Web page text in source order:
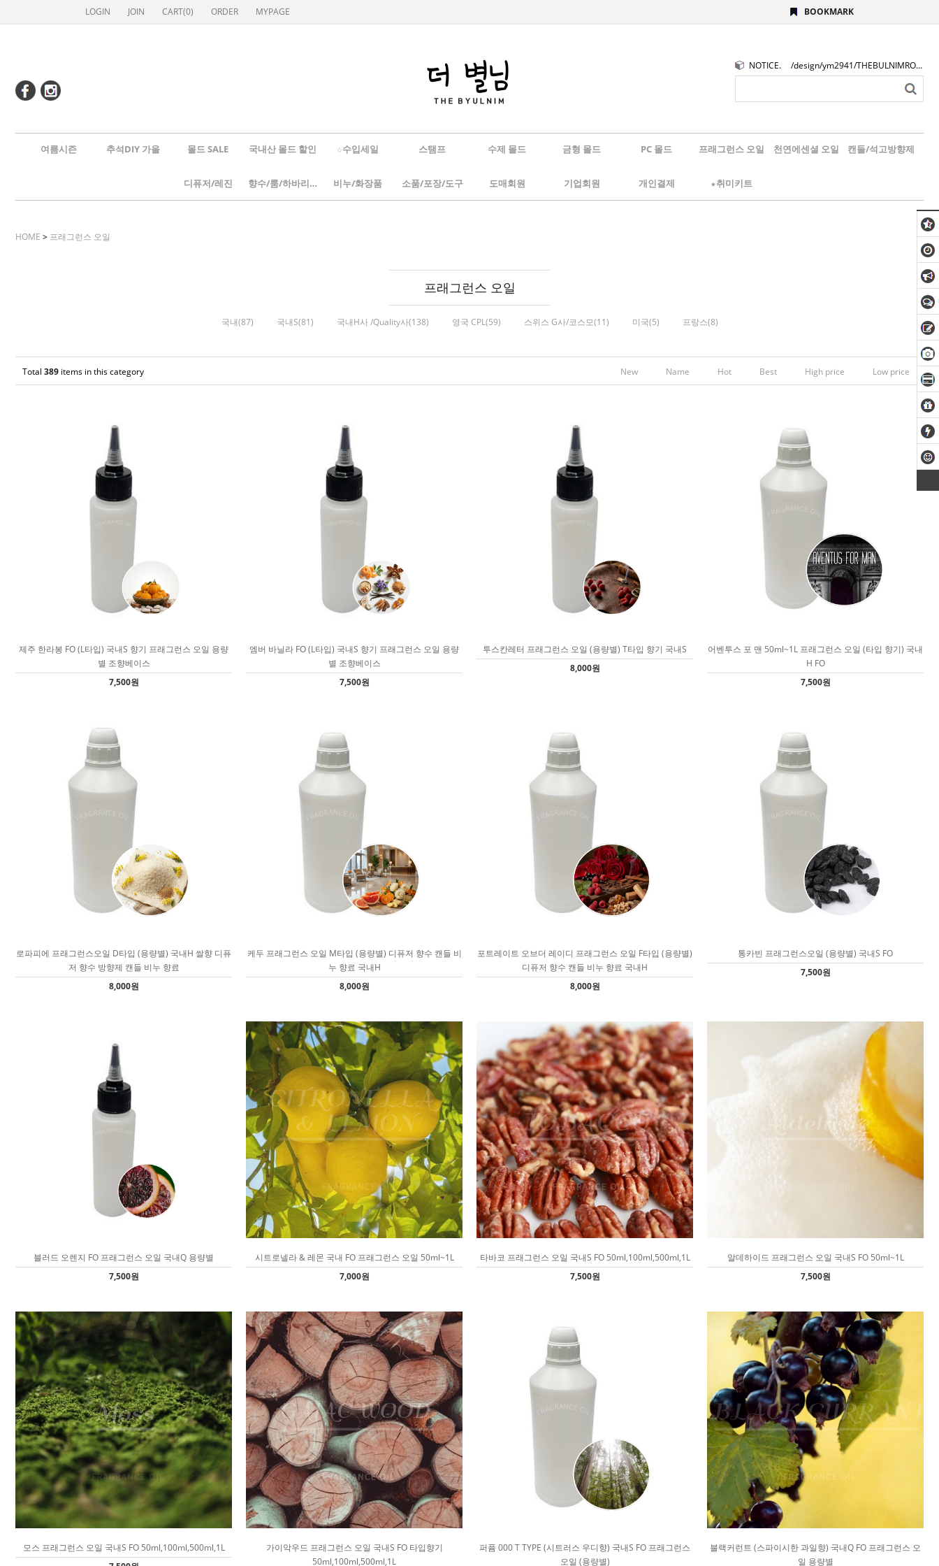
LOGIN JOIN CART(0) ORDER MYPAGE BOOKMARK
NOTICE. /design/ym2941/THEBULNIMROGO.png
여름시즌 추석DIY 가을 몰드 SALE 국내산 몰드 할인 ☆수입세일 스탬프 수제 몰드 금형 몰드 PC 몰드 프래그런스 오일 천연에센셜 오일 캔들/석고방향제
디퓨저/레진 향수/룸/하바리움 비누/화장품 소품/포장/도구 도매회원 기업회원 개인결제 ★취미키트
HOME > 프래그런스 오일
프래그런스 오일
국내(87) 국내S(81) 국내H사 /Quality사(138) 영국 CPL(59) 스위스 G사/코스모(11) 미국(5) 프랑스(8)
Total 389 items in this category New Name Hot Best High price Low price
제주 한라봉 FO (L타입) 국내S 향기 프래그런스 오일 용량
별 조향베이스
7,500원
엠버 바닐라 FO (L타입) 국내S 향기 프래그런스 오일 용량
별 조향베이스
7,500원
투스칸레터 프래그런스 오일 (용량별) T타입 향기 국내S
8,000원
어벤투스 포 맨 50ml~1L 프래그런스 오일 (타입 향기) 국내
H FO
7,500원
로파피에 프래그런스오일 D타입 (용량별) 국내H 쌀향 디퓨
저 향수 방향제 캔들 비누 향료
8,000원
케두 프래그런스 오일 M타입 (용량별) 디퓨저 향수 캔들 비
누 향료 국내H
8,000원
포트레이트 오브더 레이디 프래그런스 오일 F타입 (용량별)
디퓨저 향수 캔들 비누 향료 국내H
8,000원
통카빈 프래그런스오일 (용량별) 국내S FO
7,500원
블러드 오렌지 FO 프래그런스 오일 국내Q 용량별
7,500원
시트로넬라 & 레몬 국내 FO 프래그런스 오일 50ml~1L
7,000원
타바코 프래그런스 오일 국내S FO 50ml,100ml,500ml,1L
7,500원
알데하이드 프래그런스 오일 국내S FO 50ml~1L
7,500원
모스 프래그런스 오일 국내S FO 50ml,100ml,500ml,1L
가이악우드 프래그런스 오일 국내S FO 타입향기
50ml,100ml,500ml,1L
퍼퓸 000 T TYPE (시트러스 우디향) 국내S FO 프래그런스
오일 (용량별)
블랙커런트 (스파이시한 과일향) 국내Q FO 프래그런스 오
일 용량별